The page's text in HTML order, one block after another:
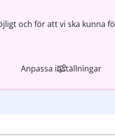
och för att vi ska kunna
Anpassa inställningar